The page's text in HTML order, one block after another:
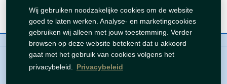
Wij gebruiken noodzakelijke cookies om de website
goed te laten werken. Analyse- en marketingcookies
gebruiken wij alleen met jouw toestemming. Verder
browsen op deze website betekent dat u akkoord
gaat met het gebruik van cookies volgens het
privacybeleid. Privacybeleid
Beoordeling plaatsen
Over ons Beleid
WhatsAppen
auteursrechten©Tawfeer 2018-2026